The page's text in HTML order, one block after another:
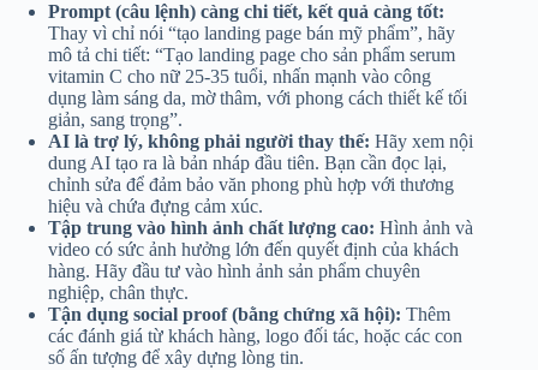
Prompt (câu lệnh) càng chi tiết, kết quả càng tốt:
Thay vì chỉ nói “tạo landing page bán mỹ phẩm”, hãy
mô tả chi tiết: “Tạo landing page cho sản phẩm serum
vitamin C cho nữ 25-35 tuổi, nhấn mạnh vào công
dụng làm sáng da, mờ thâm, với phong cách thiết kế tối
giản, sang trọng”.
AI là trợ lý, không phải người thay thế: Hãy xem nội
dung AI tạo ra là bản nháp đầu tiên. Bạn cần đọc lại,
chỉnh sửa để đảm bảo văn phong phù hợp với thương
hiệu và chứa đựng cảm xúc.
Tập trung vào hình ảnh chất lượng cao: Hình ảnh và
video có sức ảnh hưởng lớn đến quyết định của khách
hàng. Hãy đầu tư vào hình ảnh sản phẩm chuyên
nghiệp, chân thực.
Tận dụng social proof (bằng chứng xã hội): Thêm
các đánh giá từ khách hàng, logo đối tác, hoặc các con
số ấn tượng để xây dựng lòng tin.